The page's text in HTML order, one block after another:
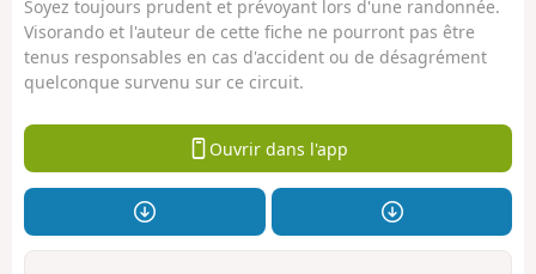
Soyez toujours prudent et prévoyant lors d'une randonnée.
Visorando et l'auteur de cette fiche ne pourront pas être
tenus responsables en cas d'accident ou de désagrément
quelconque survenu sur ce circuit.
Ouvrir dans l'app